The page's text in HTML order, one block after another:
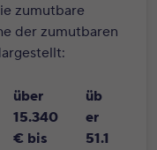
zumutbare
der zumutbaren
über
15.340
€ bis
üb
er
51.1